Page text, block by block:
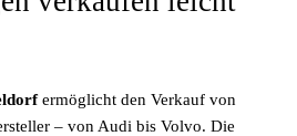
ermöglicht den Verkauf von
– von Audi bis Volvo. Die